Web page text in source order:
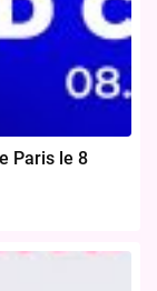
Paris le 8